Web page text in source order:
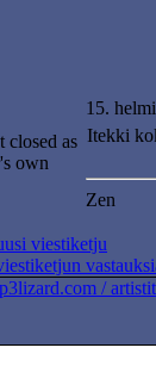
closed as
own
15.
Itekki
Zen
viestiketju
/